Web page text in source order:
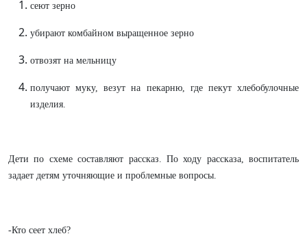
сеют зерно
убирают комбайном выращенное зерно
отвозят на мельницу
получают муку, везут на пекарню, где пекут хлебобулочные
изделия.
Дети по схеме составляют рассказ. По ходу рассказа, воспитатель
задает детям уточняющие и проблемные вопросы.
-Кто сеет хлеб?